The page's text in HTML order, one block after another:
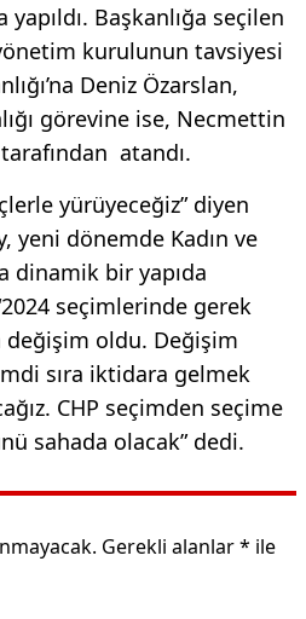
Başkanlığa seçilen
kurulunun tavsiyesi
Deniz Özarslan,
görevine ise, Necmettin
atandı.
yürüyeceğiz” diyen
yeni dönemde Kadın ve
dinamik bir yapıda
seçimlerinde gerek
değişim oldu. Değişim
sıra iktidara gelmek
CHP seçimden seçime
sahada olacak” dedi.
Gerekli alanlar* ile